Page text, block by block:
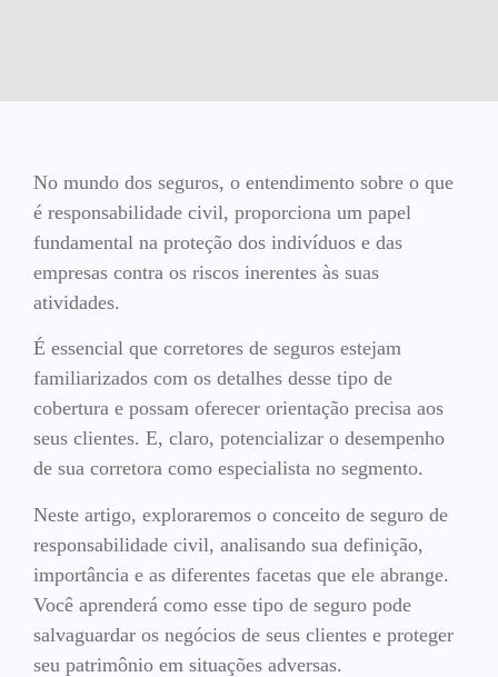
No mundo dos seguros, o entendimento sobre o que
é responsabilidade civil, proporciona um papel
fundamental na proteção dos indivíduos e das
empresas contra os riscos inerentes às suas
atividades.
É essencial que corretores de seguros estejam
familiarizados com os detalhes desse tipo de
cobertura e possam oferecer orientação precisa aos
seus clientes. E, claro, potencializar o desempenho
de sua corretora como especialista no segmento.
Neste artigo, exploraremos o conceito de seguro de
responsabilidade civil, analisando sua definição,
importância e as diferentes facetas que ele abrange.
Você aprenderá como esse tipo de seguro pode
salvaguardar os negócios de seus clientes e proteger
seu patrimônio em situações adversas.